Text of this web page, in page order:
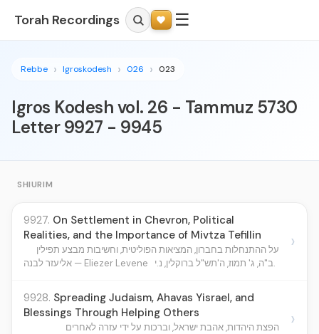
Torah Recordings ☰
Rebbe Igroskodesh 026 023
Igros Kodesh vol. 26 - Tammuz 5730
Letter 9927 - 9945
SHIURIM
9927. On Settlement in Chevron, Political
Realities, and the Importance of Mivtza Tefillin
על ההתנחלות בחברון, המציאות הפוליטית, וחשיבות מבצע תפילין
אליעזר לבנה — Eliezer Levene
ב"ה, ג' תמוז, ה'תש"ל ברוקלין, נ.י.
›
9928. Spreading Judaism, Ahavas Yisrael, and
Blessings Through Helping Others
הפצת היהדות, אהבת ישראל, וברכות על ידי עזרה לאחרים
›